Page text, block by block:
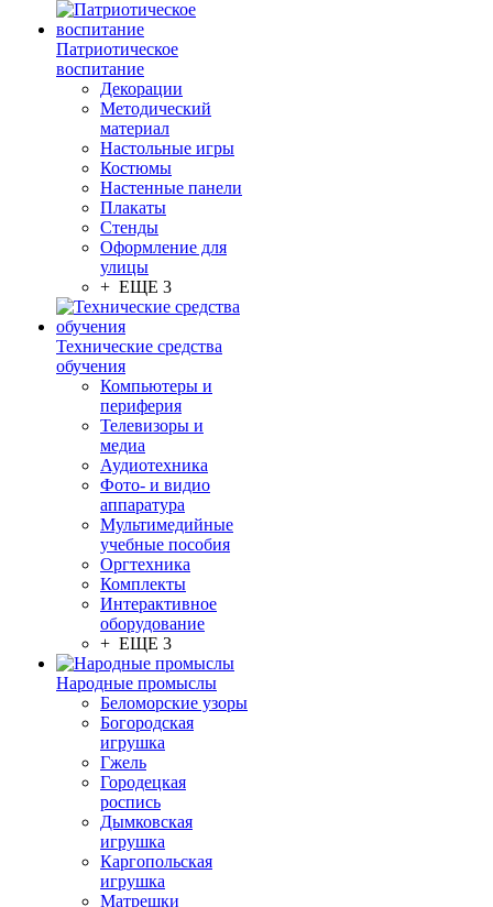
Патриотическое
воспитание
Декорации
Методический
материал
Настольные игры
Костюмы
Настенные панели
Плакаты
Стенды
Оформление для
улицы
+ ЕЩЕ 3
Технические средства
обучения
Компьютеры и
периферия
Телевизоры и
медиа
Аудиотехника
Фото- и видио
аппаратура
Мультимедийные
учебные пособия
Оргтехника
Комплекты
Интерактивное
оборудование
+ ЕЩЕ 3
Народные промыслы
Беломорские узоры
Богородская
игрушка
Гжель
Городецкая
роспись
Дымковская
игрушка
Каргопольская
игрушка
Матрешки